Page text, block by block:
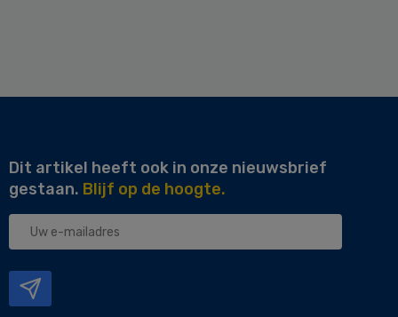
Dit artikel heeft ook in onze nieuwsbrief
gestaan. Blijf op de hoogte.
Uw